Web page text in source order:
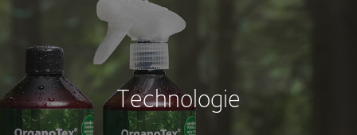
Technologie